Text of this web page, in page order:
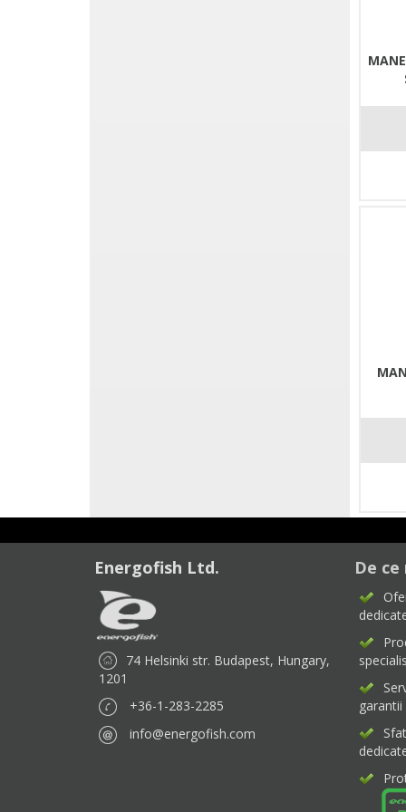
Energofish Ltd.
74 Helsinki str. Budapest, Hungary,
1201
+36-1-283-2285
info@energofish.com
De ce
garantii